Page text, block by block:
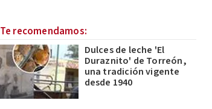
Te recomendamos:
Dulces de leche 'El
Duraznito' de Torreón,
una tradición vigente
desde 1940